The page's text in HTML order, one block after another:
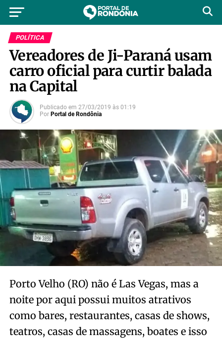
POLÍTICA
Vereadores de Ji-Paraná usam
carro oficial para curtir balada
na Capital
Publicado em 27/03/2019 às 01:19
Por Portal de Rondônia
Porto Velho (RO) não é Las Vegas, mas a
noite por aqui possui muitos atrativos
como bares, restaurantes, casas de shows,
teatros, casas de massagens, boates e isso